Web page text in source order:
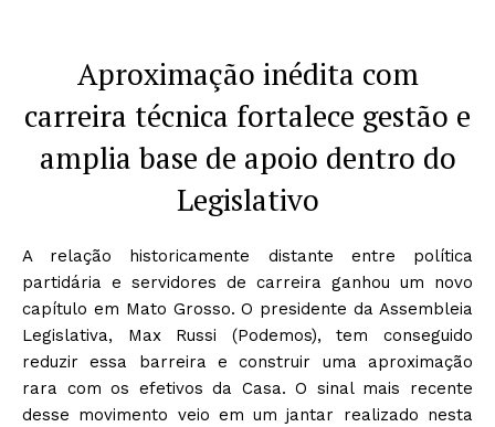
Aproximação inédita com
carreira técnica fortalece gestão e
amplia base de apoio dentro do
Legislativo
A relação historicamente distante entre política
partidária e servidores de carreira ganhou um novo
capítulo em Mato Grosso. O presidente da Assembleia
Legislativa, Max Russi (Podemos), tem conseguido
reduzir essa barreira e construir uma aproximação
rara com os efetivos da Casa. O sinal mais recente
desse movimento veio em um jantar realizado nesta